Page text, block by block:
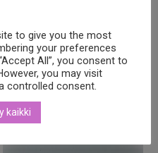
to give you the most
your preferences
All”, you consent to
you may visit
controlled consent.
kaikki